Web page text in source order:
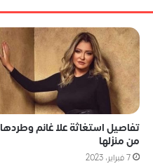
تفاصيل استغاثة علا غانم وطردها
من منزلها
7 فبراير، 2023